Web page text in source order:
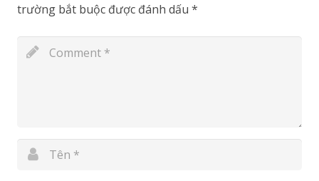
trường bắt buộc được đánh dấu *